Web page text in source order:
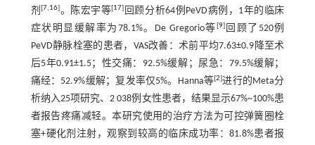
剂[7,16]。陈宏宇等[17] 回顾分析64例PeVD病例，1年的临床
症状明显缓解率为78.1%。De Gregorio等 [9]回顾了520例
PeVD静脉栓塞的患者，VAS改善：术前平均7.63±0.9降至术
后5年0.91±1.5；性交痛：92.5%缓解；尿急：79.5%缓解；
痛经：52.9%缓解；复发率仅5%。Hanna等[2]进行的Meta分
析纳入25项研究、2 038例女性患者，结果显示67%~100%患
者报告疼痛减轻。本研究使用的治疗方法为可控弹簧圈栓
塞+硬化剂注射，观察到较高的临床成功率：81.8%患者报